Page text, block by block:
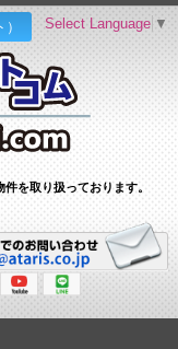
を取り扱っております。
Select Language ▼